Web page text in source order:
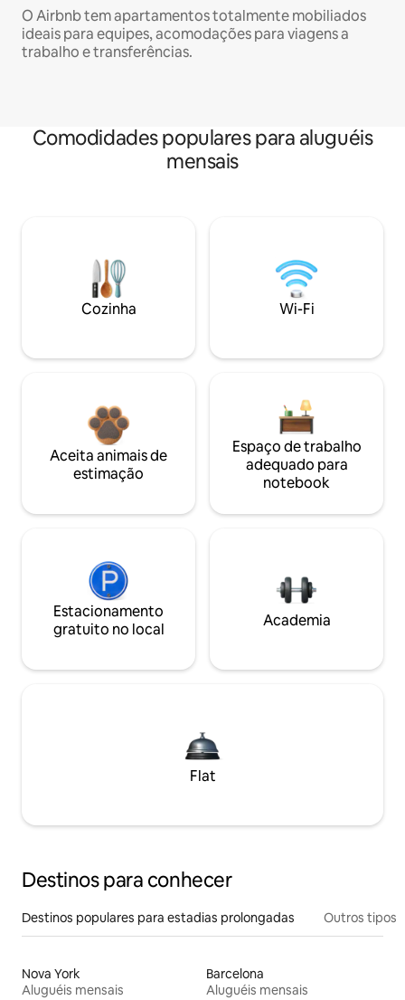
O Airbnb tem apartamentos totalmente mobiliados
ideais para equipes, acomodações para viagens a
trabalho e transferências.
Comodidades populares para aluguéis
mensais
Cozinha Wi-Fi
Aceita animais de
estimação
Espaço de trabalho
adequado para
notebook
Estacionamento
gratuito no local
Academia
Flat
Destinos para conhecer
Destinos populares para estadias prolongadas Outros tipos
Nova York
Aluguéis mensais
Barcelona
Aluguéis mensais